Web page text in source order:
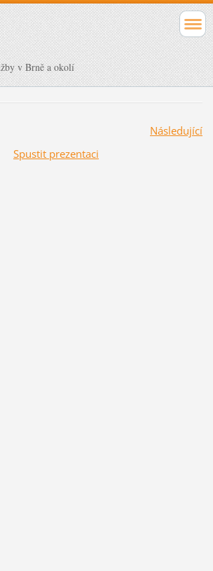
v Brně a okolí
Následující
Spustit prezentaci